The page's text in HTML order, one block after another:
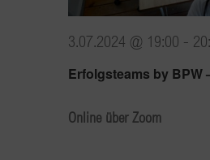
Erfolgsteams by BPW
3.07.2024 @ 19:00 -
Online über Zoom